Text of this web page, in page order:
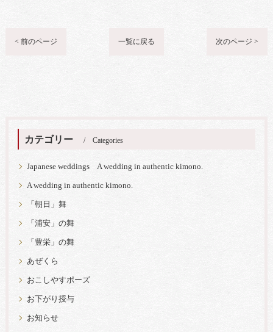
< 前のページ 一覧に戻る 次のページ >
カテゴリー Categories
Japanese weddings A wedding in authentic kimono.
A wedding in authentic kimono.
「朝日」舞
「浦安」の舞
「豊栄」の舞
あぜくら
おこしやすポーズ
お下がり授与
お知らせ